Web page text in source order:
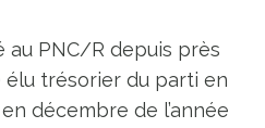
au PNC/R depuis près
élu trésorier du parti en
décembre de l’année